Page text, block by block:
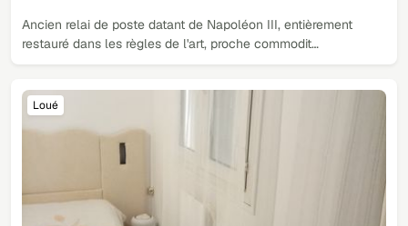
Ancien relai de poste datant de Napoléon III, entièrement
restauré dans les règles de l'art, proche commodit…
Loué